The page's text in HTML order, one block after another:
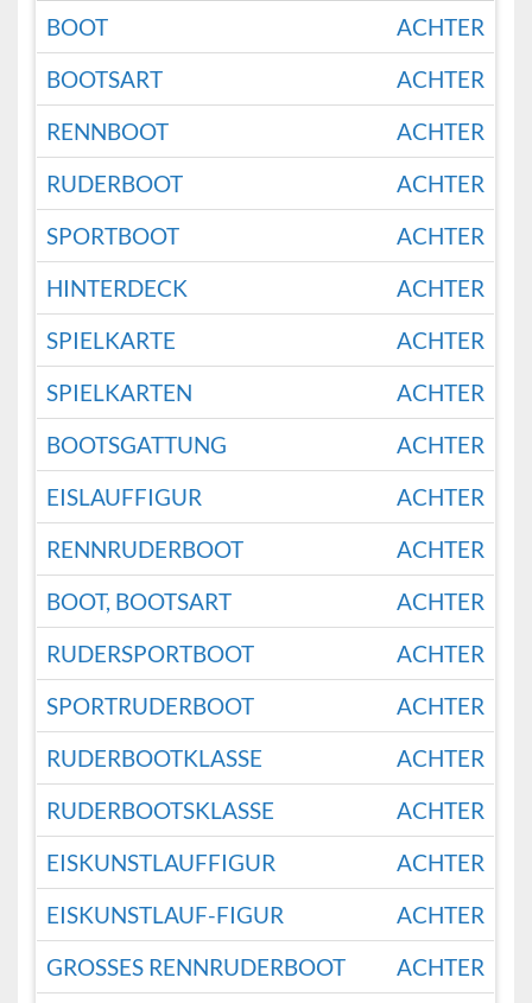
BOOT
ACHTER
BOOTSART
ACHTER
RENNBOOT
ACHTER
RUDERBOOT
ACHTER
SPORTBOOT
ACHTER
HINTERDECK
ACHTER
SPIELKARTE
ACHTER
SPIELKARTEN
ACHTER
BOOTSGATTUNG
ACHTER
EISLAUFFIGUR
ACHTER
RENNRUDERBOOT
ACHTER
BOOT, BOOTSART
ACHTER
RUDERSPORTBOOT
ACHTER
SPORTRUDERBOOT
ACHTER
RUDERBOOTKLASSE
ACHTER
RUDERBOOTSKLASSE
ACHTER
EISKUNSTLAUFFIGUR
ACHTER
EISKUNSTLAUF-FIGUR
ACHTER
GROSSES RENNRUDERBOOT
ACHTER